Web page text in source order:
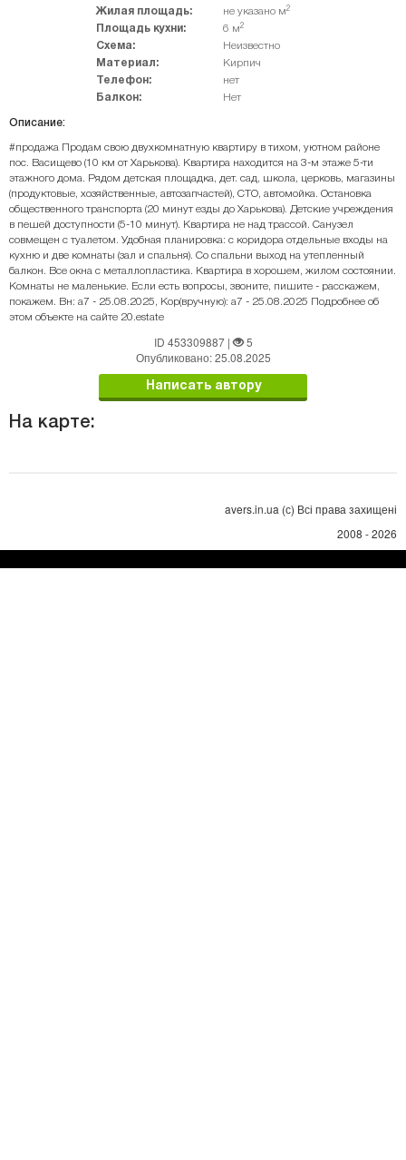
Жилая площадь: не указано м2
Площадь кухни: 6 м2
Схема:
Неизвестно
Материал:
Кирпич
Телефон:
нет
Балкон:
Нет
Описание:
#продажа Продам свою двухкомнатную квартиру в тихом, уютном районе
пос. Васищево (10 км от Харькова). Квартира находится на 3-м этаже 5-ти
этажного дома. Рядом детская площадка, дет. сад, школа, церковь, магазины
(продуктовые, хозяйственные, автозапчастей), СТО, автомойка. Остановка
общественного транспорта (20 минут езды до Харькова). Детские учреждения
в пешей доступности (5-10 минут). Квартира не над трассой. Санузел
совмещен с туалетом. Удобная планировка: с коридора отдельные входы на
кухню и две комнаты (зал и спальня). Со спальни выход на утепленный
балкон. Все окна с металлопластика. Квартира в хорошем, жилом состоянии.
Комнаты не маленькие. Если есть вопросы, звоните, пишите - расскажем,
покажем. Вн: a7 - 25.08.2025, Кор(вручную): a7 - 25.08.2025 Подробнее об
этом объекте на сайте 20.estate
ID 453309887 |
5
Опубликовано: 25.08.2025
Написать автору
На карте:
avers.in.ua (с) Всі права захищені
2008 - 2026